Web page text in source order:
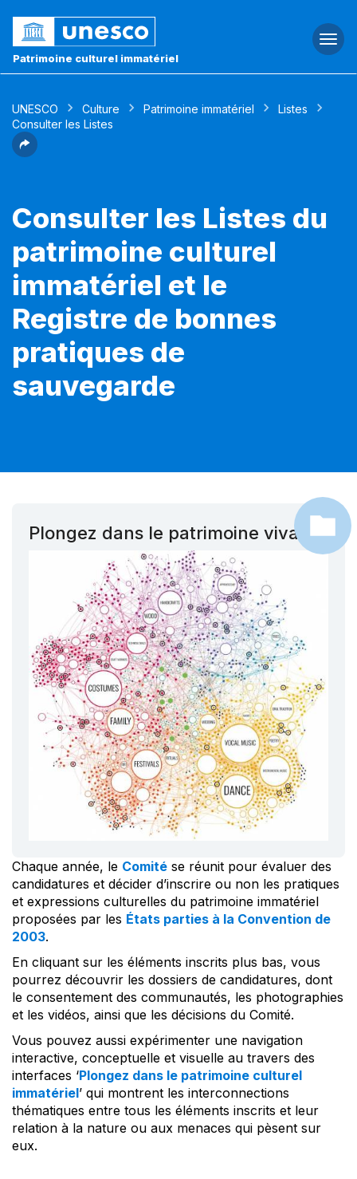
Patrimoine culturel immatériel
UNESCO Culture Patrimoine immatériel
Listes
Consulter les Listes
Consulter les Listes du
patrimoine culturel
immatériel et le
Registre de bonnes
pratiques de
sauvegarde
Plongez dans le patrimoine vivant !
Chaque année, le Comité se réunit pour évaluer des
candidatures et décider d’inscrire ou non les pratiques
et expressions culturelles du patrimoine immatériel
proposées par les États parties à la Convention de
2003.
En cliquant sur les éléments inscrits plus bas, vous
pourrez découvrir les dossiers de candidatures, dont
le consentement des communautés, les photographies
et les vidéos, ainsi que les décisions du Comité.
Vous pouvez aussi expérimenter une navigation
interactive, conceptuelle et visuelle au travers des
interfaces ‘Plongez dans le patrimoine culturel
immatériel’ qui montrent les interconnections
thématiques entre tous les éléments inscrits et leur
relation à la nature ou aux menaces qui pèsent sur
eux.